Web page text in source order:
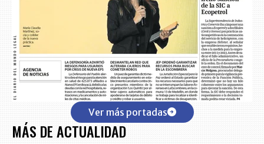
Ver más portadas
MÁS DE ACTUALIDAD